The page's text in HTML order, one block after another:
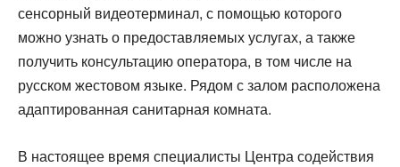
сенсорный видеотерминал, с помощью которого
можно узнать о предоставляемых услугах, а также
получить консультацию оператора, в том числе на
русском жестовом языке. Рядом с залом расположена
адаптированная санитарная комната.
В настоящее время специалисты Центра содействия